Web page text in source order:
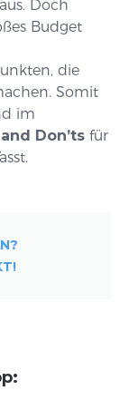
Doch
Budget
die
Somit
im
Don’ts für